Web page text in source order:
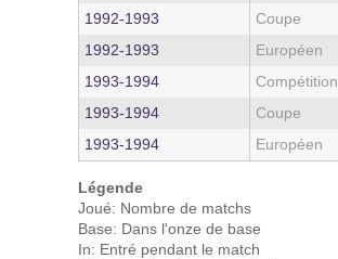
1992‑1993
Coupe
1992‑1993
Européen
1993‑1994
Compétition
1993‑1994
Coupe
1993‑1994
Européen
Légende
Joué: Nombre de matchs
Base: Dans l'onze de base
In: Entré pendant le match